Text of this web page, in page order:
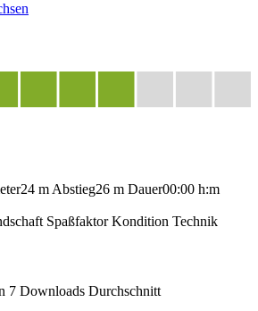
24 m Abstieg26 m Dauer00:00 h:m
Spaßfaktor Kondition Technik
7 Downloads Durchschnitt